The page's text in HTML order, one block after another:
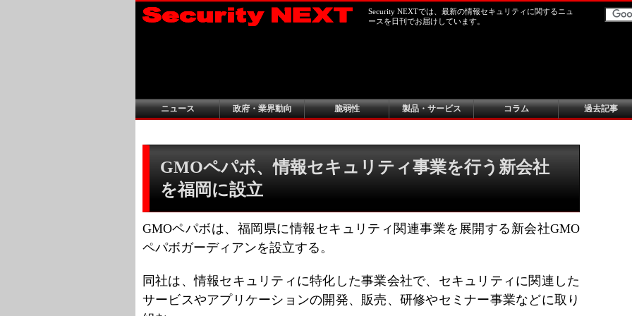
Security NEXTでは、最新の情報セキュリティに関するニュ
ースを日刊でお届けしています。
ニュース 政府・業界動向 脆弱性 製品・サービス コラム 過去記事
GMOペパボ、情報セキュリティ事業を行う新会社
を福岡に設立
GMOペパボは、福岡県に情報セキュリティ関連事業を展開する新会社GMO
ペパボガーディアンを設立する。
同社は、情報セキュリティに特化した事業会社で、セキュリティに関連した
サービスやアプリケーションの開発、販売、研修やセミナー事業などに取り